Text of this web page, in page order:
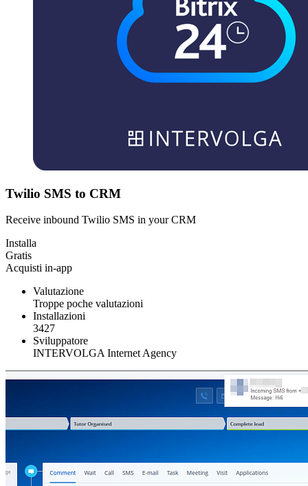
Twilio SMS to CRM
Receive inbound Twilio SMS in your CRM
Installa
Gratis
Acquisti in-app
Valutazione
Troppe poche valutazioni
Installazioni
3427
Sviluppatore
INTERVOLGA Internet Agency